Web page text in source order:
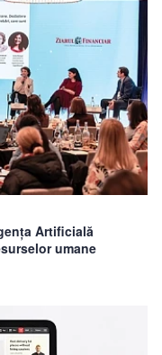
Artificială
umane